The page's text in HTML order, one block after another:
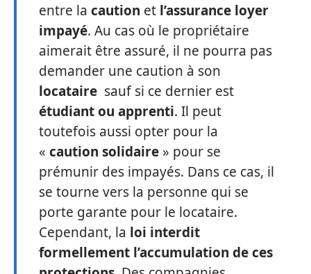
entre la caution et l’assurance loyer
impayé. Au cas où le propriétaire
aimerait être assuré, il ne pourra pas
demander une caution à son
locataire sauf si ce dernier est
étudiantou apprenti. Il peut
toutefois aussi opter pour la
« caution solidaire » pour se
prémunir des impayés. Dans ce cas, il
se tourne vers la personne qui se
porte garante pour le locataire.
Cependant, la loi interdit
formellement l’accumulation de ces